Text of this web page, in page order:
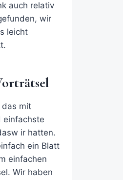
auch relativ
wir
leicht
das mit
einfachste
ir hatten.
ein Blatt
einfachen
Wir haben